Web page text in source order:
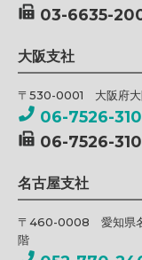
03-6635-
大阪支社
〒530-0001 大阪府
06-7526-
06-7526-
名古屋支社
〒460-0008 愛知県
階